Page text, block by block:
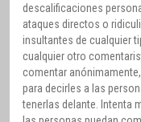
descalificaciones
ataques directos o
insultantes de cualquier
cualquier otro
comentar
para decirles a las
tenerlas delante. Intenta